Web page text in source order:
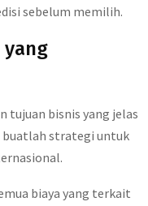
sebelum memilih.
yang
tujuan bisnis yang jelas
buatlah strategi untuk
biaya yang terkait